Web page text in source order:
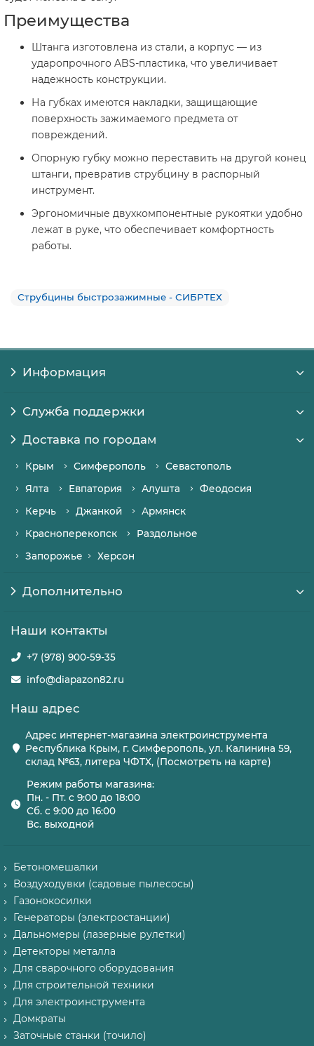
Преимущества
Штанга изготовлена из стали, а корпус — из
ударопрочного ABS-пластика, что увеличивает
надежность конструкции.
На губках имеются накладки, защищающие
поверхность зажимаемого предмета от
повреждений.
Опорную губку можно переставить на другой конец
штанги, превратив струбцину в распорный
инструмент.
Эргономичные двухкомпонентные рукоятки удобно
лежат в руке, что обеспечивает комфортность
работы.
Струбцины быстрозажимные - СИБРТЕХ
Информация
Служба поддержки
Доставка по городам
Крым Симферополь
Севастополь
Ялта
Евпатория Алушта
Феодосия
Керчь
Джанкой
Армянск
Красноперекопск
Раздольное
Запорожье
Херсон
Дополнительно
Наши контакты
+7 (978) 900-59-35
info@diapazon82.ru
Наш адрес
Адрес интернет-магазина электроинструмента
Республика Крым, г. Симферополь, ул. Калинина 59,
склад №63, литера ЧФТХ, (Посмотреть на карте)
Режим работы магазина:
Пн. - Пт. с 9:00 до 18:00
Сб. с 9:00 до 16:00
Вс. выходной
Бетономешалки
Воздуходувки (садовые пылесосы)
Газонокосилки
Генераторы (электростанции)
Дальномеры (лазерные рулетки)
Детекторы металла
Для сварочного оборудования
Для строительной техники
Для электроинструмента
Домкраты
Заточные станки (точило)